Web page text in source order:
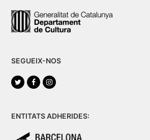
SEGUEIX-NOS
TwitterFacebookInstagram
ENTITATS ADHERIDES: